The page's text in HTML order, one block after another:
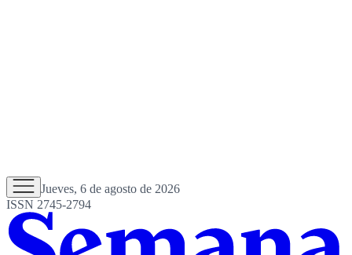
Jueves, 6 de agosto de 2026
ISSN 2745-2794